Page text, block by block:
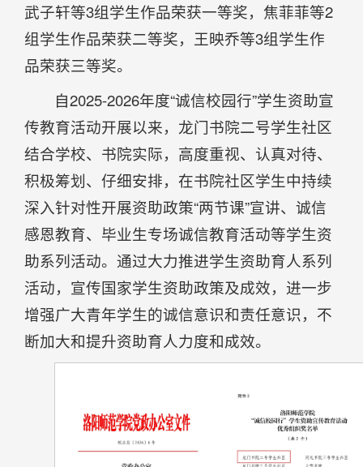
武子轩等3组学生作品荣获一等奖，焦菲菲等2
组学生作品荣获二等奖，王映乔等3组学生作
品荣获三等奖。
自2025-2026年度“诚信校园行”学生资助宣
传教育活动开展以来，龙门书院二号学生社区
结合学校、书院实际，高度重视、认真对待、
积极筹划、仔细安排，在书院社区学生中持续
深入针对性开展资助政策“两节课”宣讲、诚信
感恩教育、毕业生专场诚信教育活动等学生资
助系列活动。通过大力推进学生资助育人系列
活动，宣传国家学生资助政策及成效，进一步
增强广大青年学生的诚信意识和责任意识，不
断加大和提升资助育人力度和成效。